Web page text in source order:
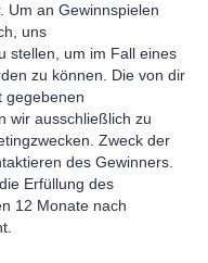
Um an Gewinnspielen
uns
stellen, um im Fall eines
zu können. Die von dir
gegebenen
wir ausschließlich zu
Zweck der
des Gewinners.
Erfüllung des
12 Monate nach